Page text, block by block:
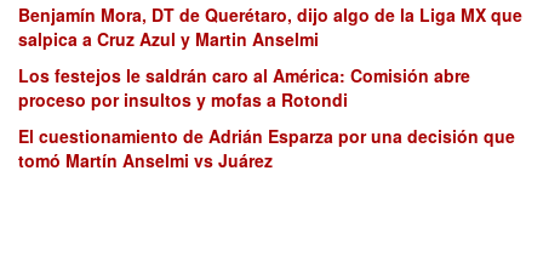
Benjamín Mora, DT de Querétaro, dijo algo de la Liga MX que
salpica a Cruz Azul y Martin Anselmi
Los festejos le saldrán caro al América: Comisión abre
proceso por insultos y mofas a Rotondi
El cuestionamiento de Adrián Esparza por una decisión que
tomó Martín Anselmi vs Juárez